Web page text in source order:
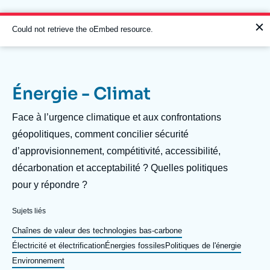
au
contenu
principal
Navigation
principale
L'Ifri
Analyses
Événements
À propos de l'Ifri
L'Ifri en bref
Message
d'erreur
Could not retrieve the oEmbed resource.
Énergie - Climat
Description
Face à l’urgence climatique et aux confrontations
géopolitiques, comment concilier sécurité
d’approvisionnement, compétitivité, accessibilité,
décarbonation et acceptabilité ? Quelles politiques
pour y répondre ?
Sujets liés
Chaînes de valeur des technologies bas-carbone
Électricité et électrificationÉnergies fossiles Politiques de l'énergie
Environnement